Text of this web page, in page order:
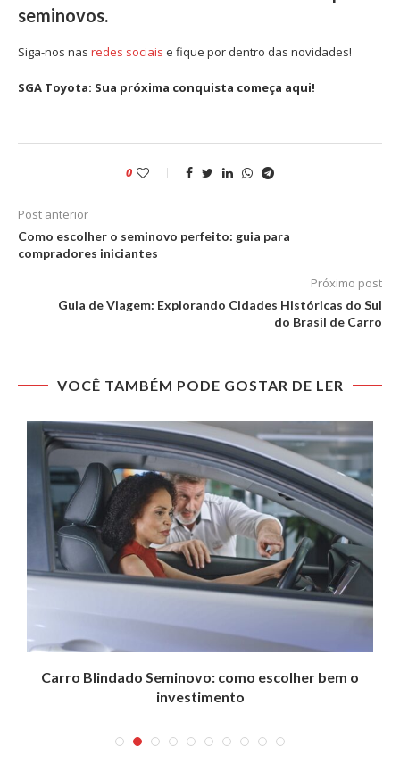
seminovos.
Siga-nos nas redes sociais e fique por dentro das novidades!
SGA Toyota: Sua próxima conquista começa aqui!
0
Post anterior
Como escolher o seminovo perfeito: guia para
compradores iniciantes
Próximo post
Guia de Viagem: Explorando Cidades Históricas do Sul
do Brasil de Carro
VOCÊ TAMBÉM PODE GOSTAR DE LER
Carro Blindado Seminovo: como escolher bem o
investimento